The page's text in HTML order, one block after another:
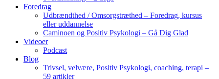
Foredrag
Udbrændthed / Omsorgstræthed – Foredrag, kursus
eller uddannelse
Caminoen og Positiv Psykologi – Gå Dig Glad
Videoer
Podcast
Blog
Trivsel, velvære, Positiv Psykologi, coaching, terapi –
59 artikler